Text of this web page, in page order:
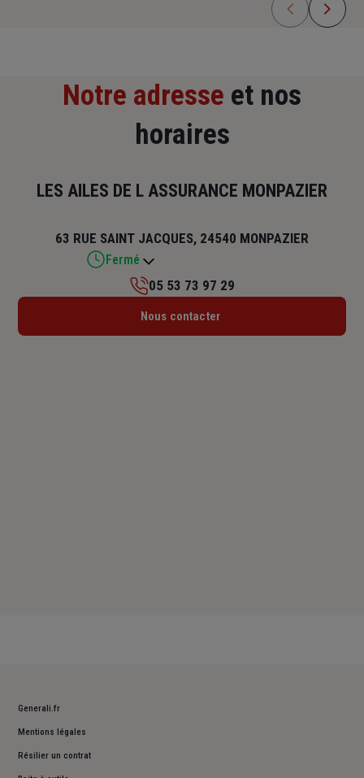
Notre adresse et nos
horaires
LES AILES DE L ASSURANCE MONPAZIER
63 RUE SAINT JACQUES, 24540 MONPAZIER
Fermé
Lundi : Fermé
05 53 73 97 29
Nous contacter
Generali.fr
Mentions légales
Résilier un contrat